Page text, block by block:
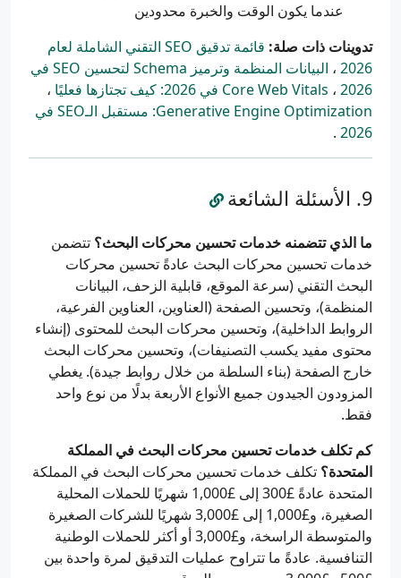
عندما يكون الوقت والخبرة محدودين
تدوينات ذات صلة:
قائمة تدقيق SEO التقني الشاملة لعام
2026 ،
البيانات المنظمة وترميز Schema لتحسين SEO في
2026 ، Core Web Vitals في 2026: كيف تجتازها فعليًا
،
Generative Engine Optimization: مستقبل الـSEO في
2026
.
الأسئلة الشائعة
ما الذي تتضمنه خدمات تحسين محركات البحث؟ تتضمن
خدمات تحسين محركات البحث عادةً تحسين محركات
البحث التقني (سرعة الموقع، قابلية الزحف، البيانات
المنظمة)، وتحسين الصفحة (العناوين، العناوين الفرعية،
الروابط الداخلية)، وتحسين محركات البحث للمحتوى (إنشاء
محتوى مفيد يكسب التصنيفات)، وتحسين محركات البحث
خارج الصفحة (بناء السلطة من خلال روابط جيدة). يغطي
المزودون الجيدون جميع الأنواع الأربعة بدلًا من نوع واحد
فقط.
كم تكلف خدمات تحسين محركات البحث في المملكة
المتحدة؟ تكلف خدمات تحسين محركات البحث في المملكة
المتحدة عادةً £300 إلى £1,000 شهريًا للحملات المحلية
الصغيرة، و£1,000 إلى £3,000 شهريًا للشركات الصغيرة
والمتوسطة الراسخة، و£3,000 أو أكثر للحملات الوطنية
التنافسية. عادةً ما تتراوح عمليات التدقيق لمرة واحدة بين